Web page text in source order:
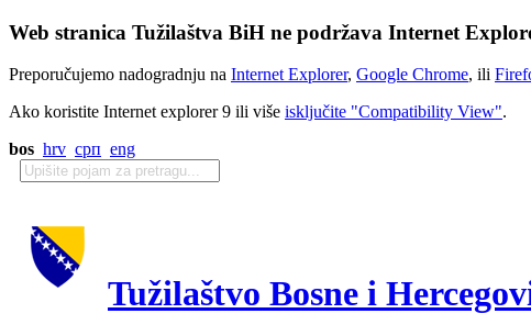
Web stranica Tužilaštva BiH ne podržava Internet
Preporučujemo nadogradnju na Internet Explorer, Google Chrome, ili
Ako koristite Internet explorer 9 ili više isključite "Compatibility View".
bos hrv срп eng
Tužilaštvo Bosne i